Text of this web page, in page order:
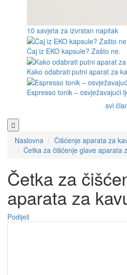
10 savjeta za izvrstan napitak
Čaj iz EKO kapsule? Zašto ne.
Kako odabrati putni aparat za
Espresso tonik – osvježavajući
svi
Naslovna
Čišćenje aparata za
Četka za čišćenje glave aparata
Četka za
aparata za
Podijeli